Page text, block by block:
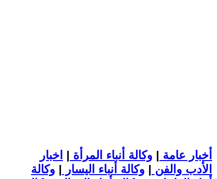
أخبار عامة | وكالة أنباء المرأة | اخبار
الأدب والفن | وكالة أنباء اليسار | وكالة